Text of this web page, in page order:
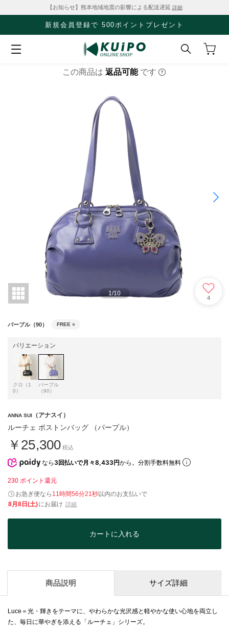
【お知らせ】熊本地域地震の影響による配送遅延 詳細
新規会員登録で 500ポイントプレゼント
この商品は 返品可能 です
1/10
4
パープル（90） FREE ○
バリエーション
クロ（1
0）
パープル
（90）
ANNA SUI （アナスイ）
ルーチェ ボストンバッグ （パープル）
￥25,300 税込
なら 3回払いで月々8,433円から。分割手数料無料
230 ポイント還元
お急ぎ便なら 11時間56分20秒以内のお支払いで
8月8日(土)にお届け 詳細
カートに入れる
商品説明 サイズ詳細
Luce＝光・輝きをテーマに、やわらかな光沢感と軽やかな使い心地を両立し
た、毎日に華やぎを添える「ルーチェ」シリーズ。